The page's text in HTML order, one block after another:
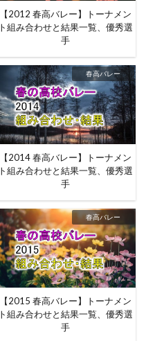
【2012 春高バレー】トーナメン
ト組み合わせと結果一覧、優秀選
手
春高バレー
【2014 春高バレー】トーナメン
ト組み合わせと結果一覧、優秀選
手
春高バレー
【2015 春高バレー】トーナメン
ト組み合わせと結果一覧、優秀選
手